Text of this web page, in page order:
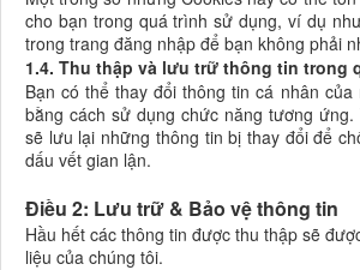
cho bạn trong quá trình sử dụng, ví dụ
trong trang đăng nhập để bạn không phải
1.4. Thu thập và lưu trữ thông tin trong
Bạn có thể thay đổi thông tin cá nhân
bằng cách sử dụng chức năng tương ứng.
sẽ lưu lại những thông tin bị thay đổi để
dấu vết gian lận.
Điều 2: Lưu trữ & Bảo vệ thông tin
Hầu hết các thông tin được thu thập sẽ
liệu của chúng tôi.